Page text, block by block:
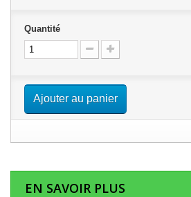
Quantité
Ajouter au panier
EN SAVOIR PLUS